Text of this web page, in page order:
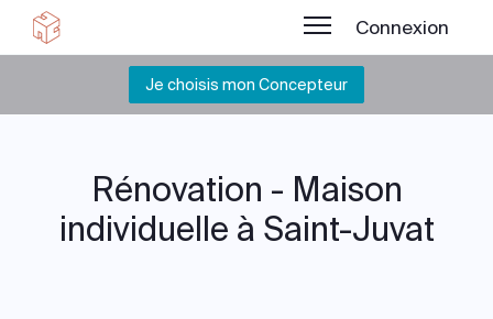
Connexion
Je choisis mon Concepteur
Rénovation - Maison
individuelle à Saint-Juvat